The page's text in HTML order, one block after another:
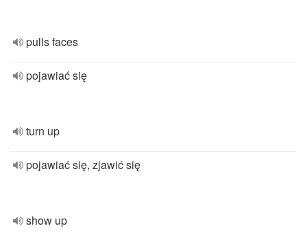
pulls faces
pojawiać się
turn up
pojawiać się, zjawić się
show up